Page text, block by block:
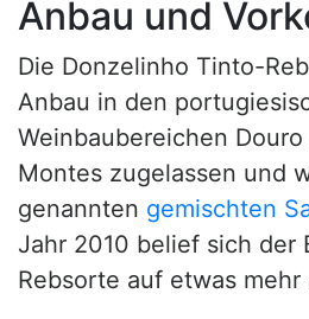
Anbau und
Die Donzelinho Tinto-
Anbau in den
Weinbaubereichen
Montes zugelassen und
genannten gemischten
Jahr 2010 belief sich der
Rebsorte auf etwas mehr